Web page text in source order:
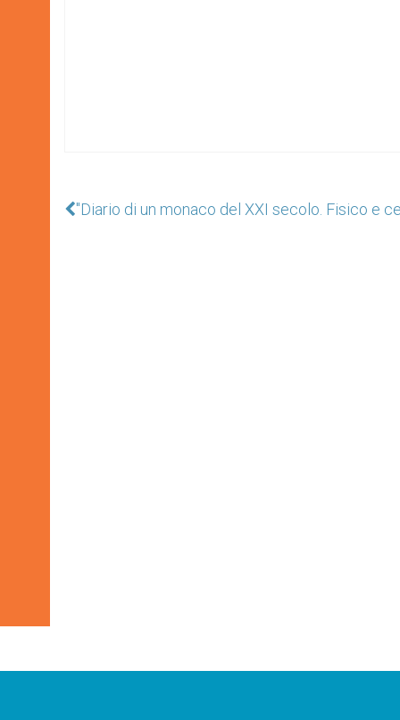
"Diario di un monaco del XXI secolo. Fisico e